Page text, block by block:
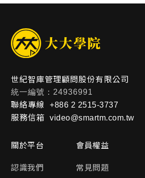
世紀智庫管理顧問股份有限公司
統一編號：24936991
聯絡專線 +886 2 2515-3737
服務信箱 video@smartm.com.tw
關於平台
認識我們
會員權益
常見問題